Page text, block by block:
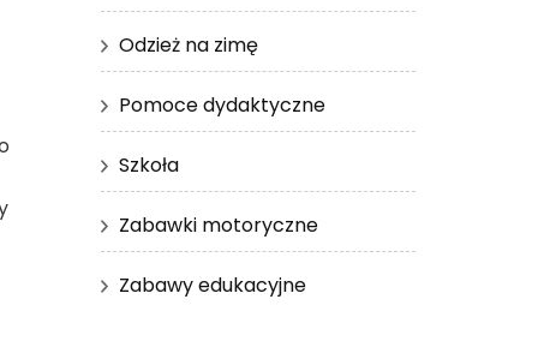
Odzież na zimę
Pomoce dydaktyczne
Szkoła
Zabawki motoryczne
Zabawy edukacyjne